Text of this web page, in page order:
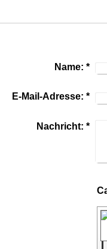
Name: *
E-Mail-Adresse: *
Nachricht: *